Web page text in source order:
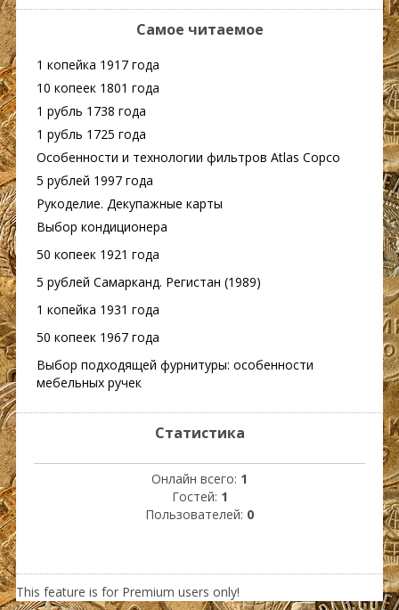
Самое читаемое
1 копейка 1917 года
10 копеек 1801 года
1 рубль 1738 года
1 рубль 1725 года
Особенности и технологии фильтров Atlas Copco
5 рублей 1997 года
Рукоделие. Декупажные карты
Выбор кондиционера
50 копеек 1921 года
5 рублей Самарканд. Регистан (1989)
1 копейка 1931 года
50 копеек 1967 года
Выбор подходящей фурнитуры: особенности
мебельных ручек
Статистика
Онлайн всего: 1
Гостей: 1
Пользователей: 0
This feature is for Premium users only!